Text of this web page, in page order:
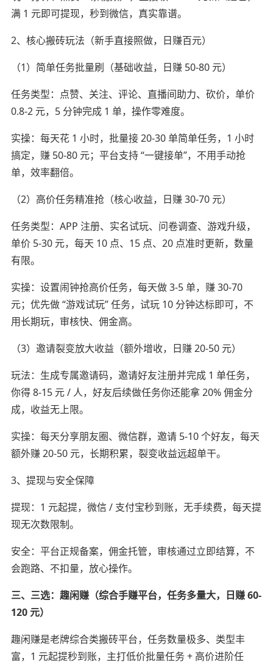
满 1 元即可提现，秒到微信，真实靠谱。
2、核心搬砖玩法（新手直接照做，日赚百元）
（1）简单任务批量刷（基础收益，日赚 50-80 元）
任务类型：点赞、关注、评论、直播间助力、砍价，单价
0.8-2 元，5 分钟完成 1 单，操作零难度。
实操：每天花 1 小时，批量接 20-30 单简单任务，1 小时
搞定，赚 50-80 元；平台支持 “一键接单”，不用手动抢
单，效率翻倍。
（2）高价任务精准抢（核心收益，日赚 30-70 元）
任务类型：APP 注册、实名试玩、问卷调查、游戏升级，
单价 5-30 元，每天 10 点、15 点、20 点准时更新，数量
有限。
实操：设置闹钟抢高价任务，每天做 3-5 单，赚 30-70
元；优先做 “游戏试玩” 任务，试玩 10 分钟达标即可，不
用长期玩，审核快、佣金高。
（3）邀请裂变放大收益（额外增收，日赚 20-50 元）
玩法：生成专属邀请码，邀请好友注册并完成 1 单任务，
你得 8-15 元 / 人，好友后续做任务你还能拿 20% 佣金分
成，收益无上限。
实操：每天分享朋友圈、微信群，邀请 5-10 个好友，每天
额外赚 20-50 元，长期积累，裂变收益远超单干。
3、提现与安全保障
提现：1 元起提，微信 / 支付宝秒到账，无手续费，每天提
现无次数限制。
安全：平台正规备案，佣金托管，审核通过立即结算，不
会跑路、不扣量，放心操作。
三、三选：趣闲赚（综合手赚平台，任务多量大，日赚 60-
120 元）
趣闲赚是老牌综合类搬砖平台，任务数量极多、类型丰
富，1 元起提秒到账，主打低价批量任务 + 高价进阶任